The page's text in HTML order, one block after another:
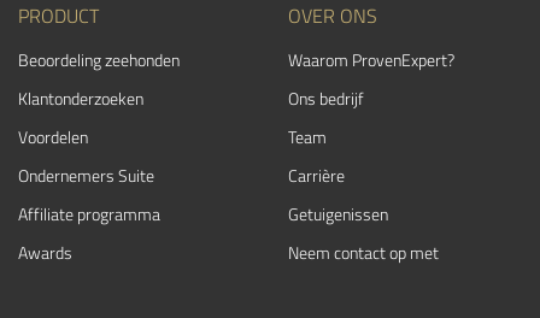
PRODUCT
Beoordeling zeehonden
Klantonderzoeken
Voordelen
Ondernemers Suite
Affiliate programma
Awards
OVER ONS
Waarom ProvenExpert?
Ons bedrijf
Team
Carrière
Getuigenissen
Neem contact op met